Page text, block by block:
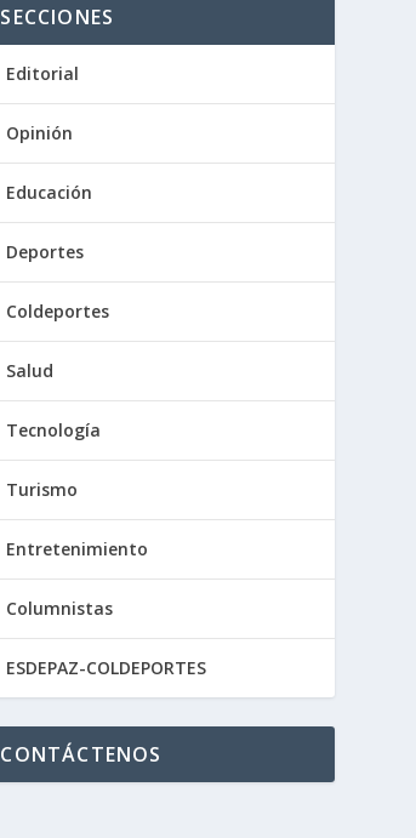
SECCIONES
Editorial
Opinión
Educación
Deportes
Coldeportes
Salud
Tecnología
Turismo
Entretenimiento
Columnistas
ESDEPAZ-COLDEPORTES
CONTÁCTENOS